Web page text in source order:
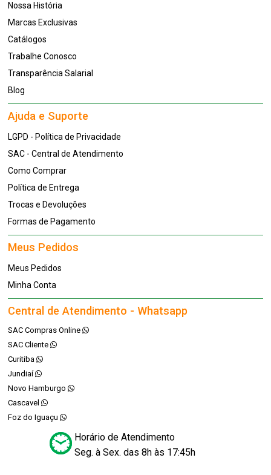
Nossa História
Marcas Exclusivas
Catálogos
Trabalhe Conosco
Transparência Salarial
Blog
Ajuda e Suporte
LGPD - Política de Privacidade
SAC - Central de Atendimento
Como Comprar
Política de Entrega
Trocas e Devoluções
Formas de Pagamento
Meus Pedidos
Meus Pedidos
Minha Conta
Central de Atendimento - Whatsapp
SAC Compras Online
SAC Cliente
Curitiba
Jundiaí
Novo Hamburgo
Cascavel
Foz do Iguaçu
Horário de Atendimento
Seg. à Sex. das 8h às 17:45h